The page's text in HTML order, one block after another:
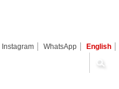
Instagram WhatsApp English